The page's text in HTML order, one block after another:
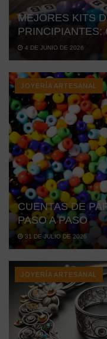
MEJORES KITS
PRINCIPIANTES:
4 DE JUNIO DE 2026
JOYERÍA ARTESANAL
CUENTAS DE
PASO A PASO
31 DE JULIO DE 2026
JOYERÍA ARTESANAL